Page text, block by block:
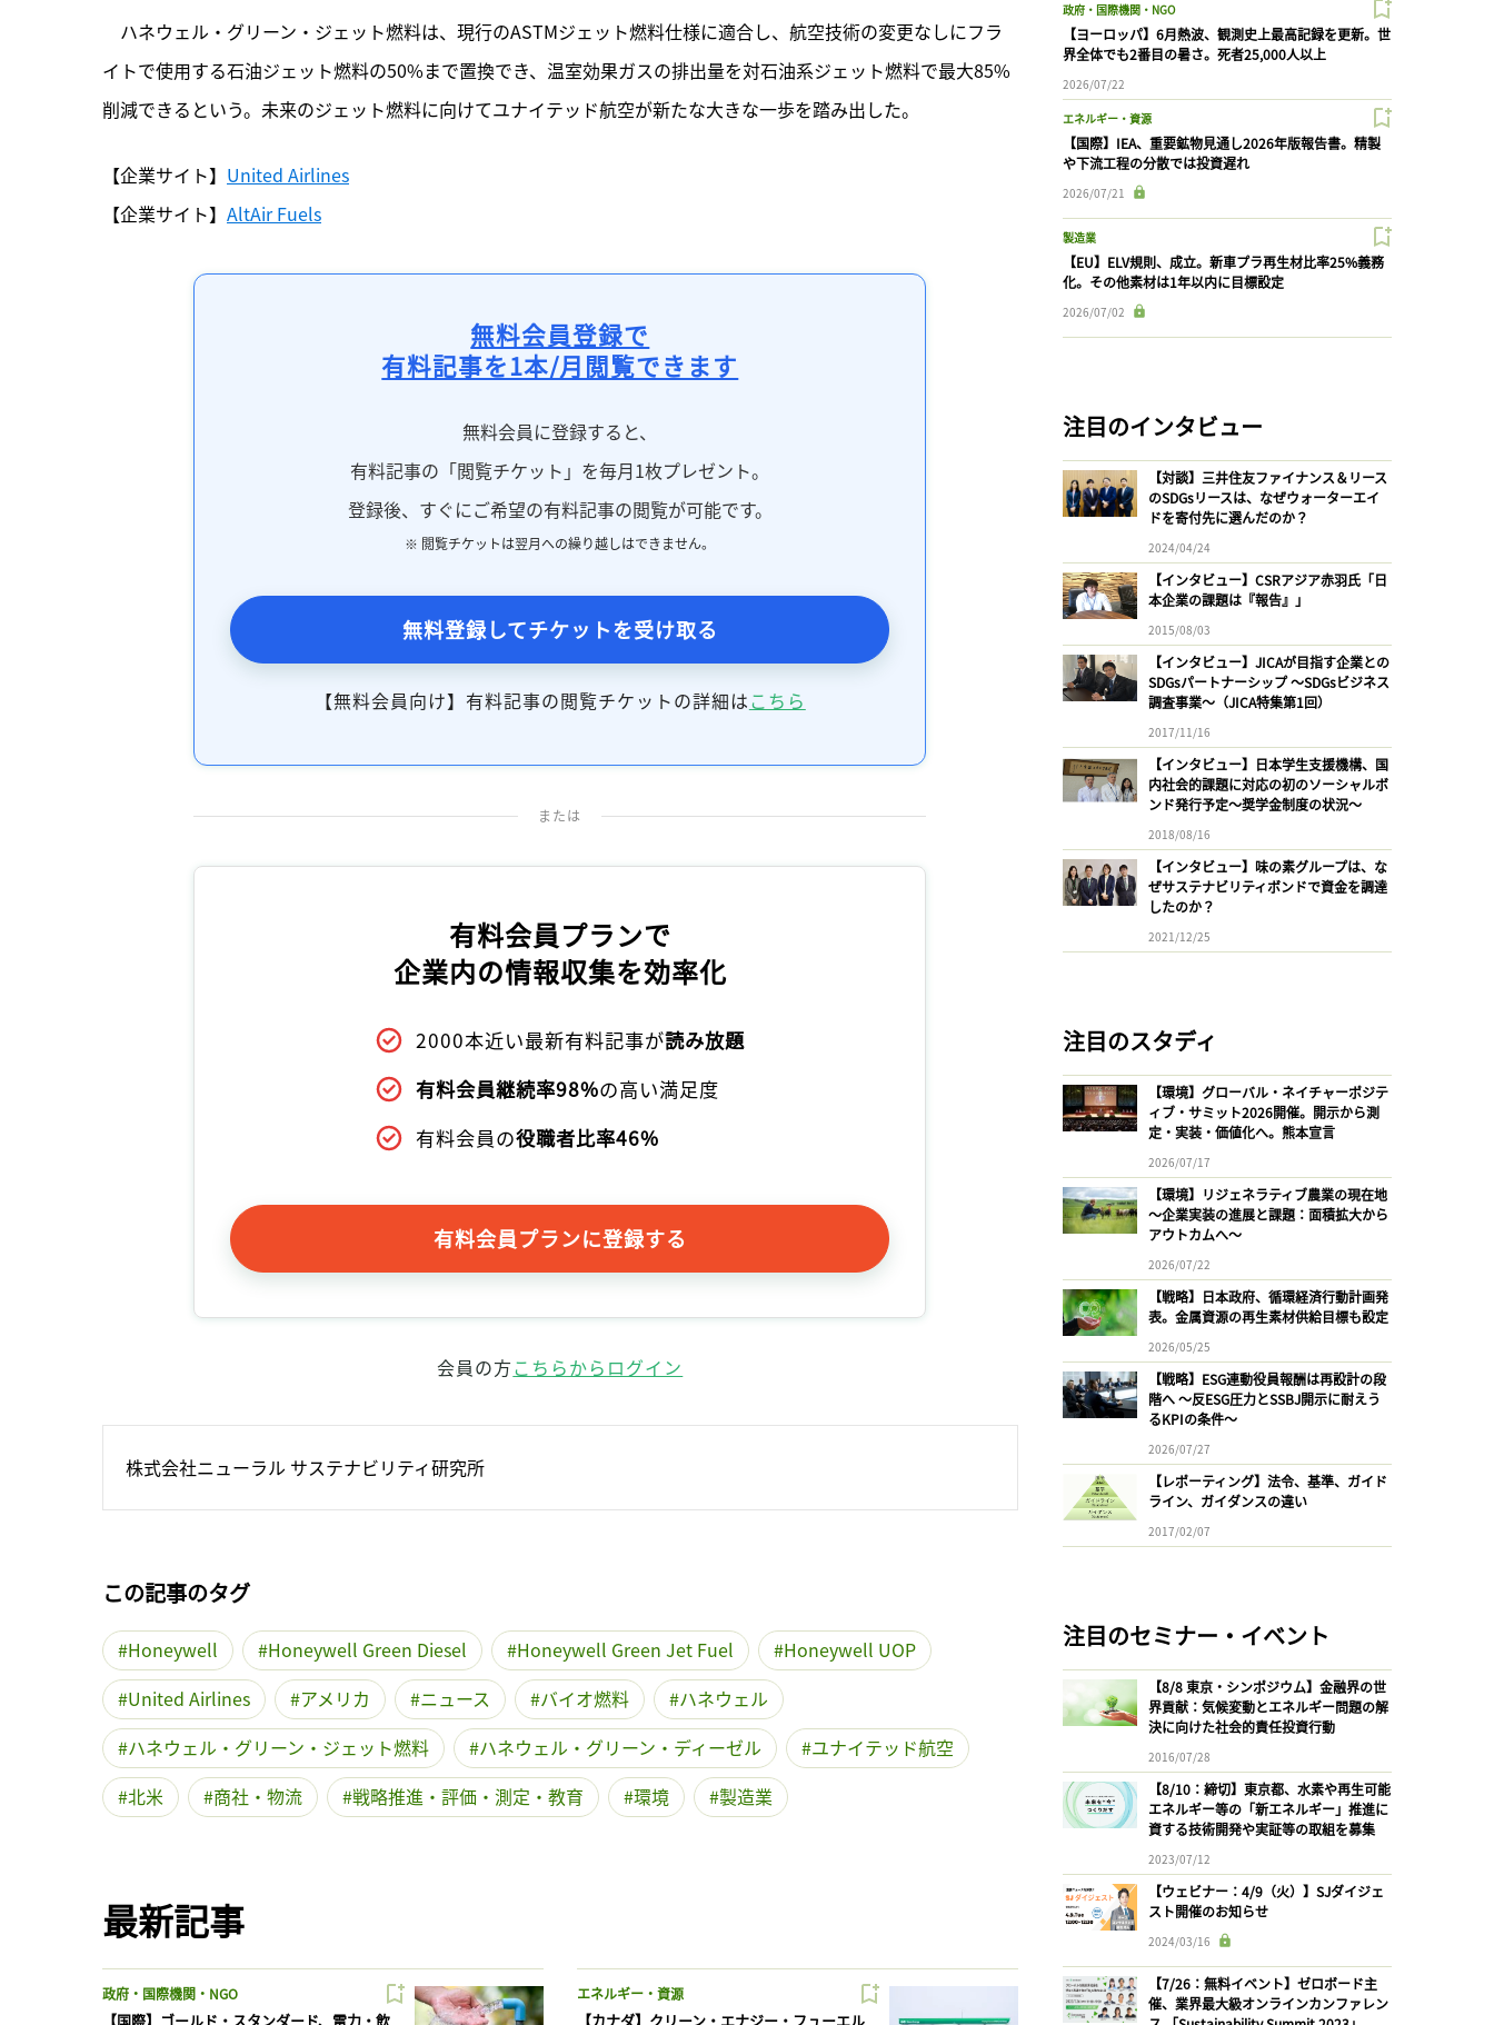
ハネウェル・グリーン・ジェット燃料は、現行のASTMジェット燃料仕様に適合し、航空技術の変更なしにフラ
イトで使用する石油ジェット燃料の50%まで置換でき、温室効果ガスの排出量を対石油系ジェット燃料で最大85%
削減できるという。未来のジェット燃料に向けてユナイテッド航空が新たな大きな一歩を踏み出した。
【企業サイト】 United Airlines
【企業サイト】 AltAir Fuels
無料会員登録で
有料記事を1本/月閲覧できます
無料会員に登録すると、
有料記事の「閲覧チケット」を毎月1枚プレゼント。
登録後、すぐにご希望の有料記事の閲覧が可能です。
※ 閲覧チケットは翌月への繰り越しはできません。
無料登録してチケットを受け取る
【無料会員向け】有料記事の閲覧チケットの詳細はこちら
または
有料会員プランで
企業内の情報収集を効率化
2000本近い最新有料記事が読み放題
有料会員継続率98%の高い満足度
有料会員の役職者比率46%
有料会員プランに登録する
会員の方こちらからログイン
株式会社ニューラル サステナビリティ研究所
この記事のタグ
Honeywell Honeywell Green Diesel Honeywell Green Jet Fuel
Honeywell UOP
United Airlines
アメリカ ニュース バイオ燃料
ハネウェル
ハネウェル・グリーン・ジェット燃料
ハネウェル・グリーン・ディーゼル
ユナイテッド航空
北米
商社・物流 戦略推進・評価・測定・教育 環境 製造業
最新記事
政府・国際機関・NGO
【国際】ゴールド・スタンダード、電力・飲
エネルギー・資源
【カナダ】クリーン・エナジー・フューエル
政府・国際機関・NGO
【ヨーロッパ】6月熱波、観測史上最高記録を更新。世
界全体でも2番目の暑さ。死者25,000人以上
2026/07/22
エネルギー・資源
【国際】IEA、重要鉱物見通し2026年版報告書。精製
や下流工程の分散では投資遅れ
2026/07/21
製造業
【EU】ELV規則、成立。新車プラ再生材比率25%義務
化。その他素材は1年以内に目標設定
2026/07/02
注目のインタビュー
【対談】三井住友ファイナンス＆リース
のSDGsリースは、なぜウォーターエイ
ドを寄付先に選んだのか？
2024/04/24
【インタビュー】CSRアジア赤羽氏「日
本企業の課題は『報告』」
2015/08/03
【インタビュー】JICAが目指す企業との
SDGsパートナーシップ 〜SDGsビジネス
調査事業〜（JICA特集第1回）
2017/11/16
【インタビュー】日本学生支援機構、国
内社会的課題に対応の初のソーシャルボ
ンド発行予定〜奨学金制度の状況〜
2018/08/16
【インタビュー】味の素グループは、な
ぜサステナビリティボンドで資金を調達
したのか？
2021/12/25
注目のスタディ
【環境】グローバル・ネイチャーポジテ
ィブ・サミット2026開催。開示から測
定・実装・価値化へ。熊本宣言
2026/07/17
【環境】リジェネラティブ農業の現在地
〜企業実装の進展と課題：面積拡大から
アウトカムへ〜
2026/07/22
【戦略】日本政府、循環経済行動計画発
表。金属資源の再生素材供給目標も設定
2026/05/25
【戦略】ESG連動役員報酬は再設計の段
階へ 〜反ESG圧力とSSBJ開示に耐えう
るKPIの条件〜
2026/07/27
【レポーティング】法令、基準、ガイド
ライン、ガイダンスの違い
2017/02/07
注目のセミナー・イベント
【8/8 東京・シンポジウム】金融界の世
界貢献：気候変動とエネルギー問題の解
決に向けた社会的責任投資行動
2016/07/28
【8/10：締切】東京都、水素や再生可能
エネルギー等の「新エネルギー」推進に
資する技術開発や実証等の取組を募集
2023/07/12
【ウェビナー：4/9（火）】SJダイジェ
スト開催のお知らせ
2024/03/16
【7/26：無料イベント】ゼロボード主
催、業界最大級オンラインカンファレン
記事をお気に入りに保存するには
ログイン 会員登録